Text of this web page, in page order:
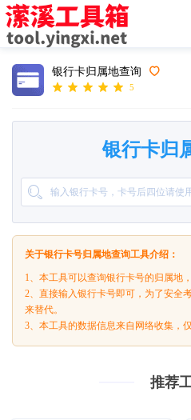
银行卡归属地查询
5
银行卡归
关于银行卡号归属地查询工具介绍：
1、本工具可以查询银行卡号的归属地
2、直接输入银行卡号即可，为了安全
来替代。
3、本工具的数据信息来自网络收集，仅
推荐